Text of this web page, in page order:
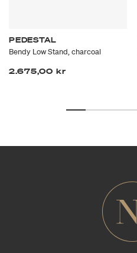
PEDESTAL
Bendy Low Stand, charcoal
2.675,00 kr